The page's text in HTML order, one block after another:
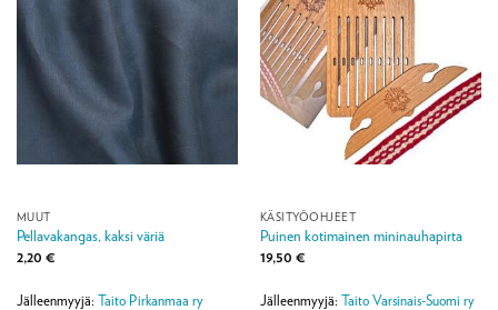
MUUT
Pellavakangas, kaksi väriä
2,20 €
Jälleenmyyjä: Taito Pirkanmaa ry
KÄSITYÖOHJEET
Puinen kotimainen mininauhapirta
19,50 €
Jälleenmyyjä: Taito Varsinais-Suomi ry